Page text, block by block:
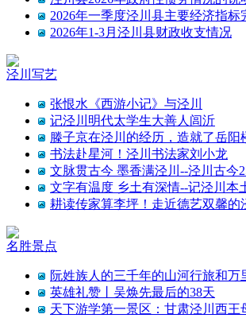
2026年一季度泾川县主要经济指标
2026年1-3月泾川县财政收支情况
泾川写艺
张恨水《西游小记》与泾川
记泾川明代太学生大善人闾沂
滕子京在泾川的经历，造就了岳阳
书法赴星河！泾川书法家刘小龙
文脉贯古今 墨香满泾川--泾川古今
文字有温度 乡土有深情--记泾川本
耕读传家算李坪！走近德艺双馨的
名胜景点
阮姓族人的三千年的山河行旅和万
英雄礼赞丨吴焕先最后的38天
天下游学第一景区：甘肃泾川西王